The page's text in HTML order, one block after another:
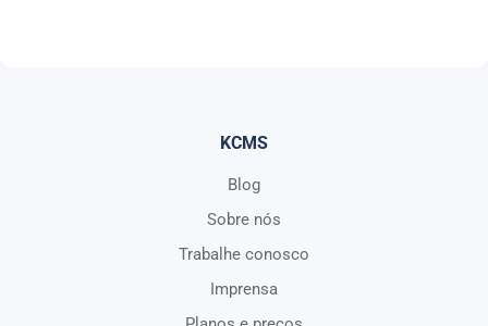
KCMS
Blog
Sobre nós
Trabalhe conosco
Imprensa